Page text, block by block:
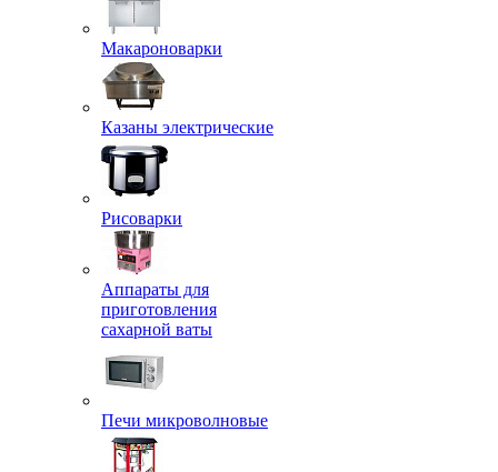
Макароноварки
Казаны электрические
Рисоварки
Аппараты для
приготовления
сахарной ваты
Печи микроволновые